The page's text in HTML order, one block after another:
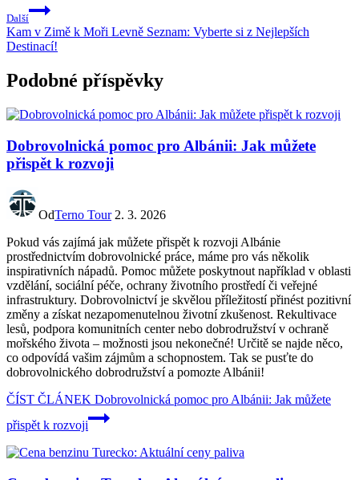
Další
Kam v Zimě k Moři Levně Seznam: Vyberte si z Nejlepších
Destinací!
Podobné příspěvky
Dobrovolnická pomoc pro Albánii: Jak můžete
přispět k rozvoji
OdTerno Tour 2. 3. 2026
Pokud vás zajímá jak můžete přispět k rozvoji Albánie
prostřednictvím dobrovolnické práce, máme pro vás několik
inspirativních nápadů. Pomoc můžete poskytnout například v oblasti
vzdělání, sociální péče, ochrany životního prostředí či veřejné
infrastruktury. Dobrovolnictví je skvělou příležitostí přinést pozitivní
změny a získat nezapomenutelnou životní zkušenost. Rekultivace
lesů, podpora komunitních center nebo dobrodružství v ochraně
mořského života – možnosti jsou nekonečné! Určitě se najde něco,
co odpovídá vašim zájmům a schopnostem. Tak se pusťte do
dobrovolnického dobrodružství a pomozte Albánii!
ČÍST ČLÁNEK Dobrovolnická pomoc pro Albánii: Jak můžete
přispět k rozvoji